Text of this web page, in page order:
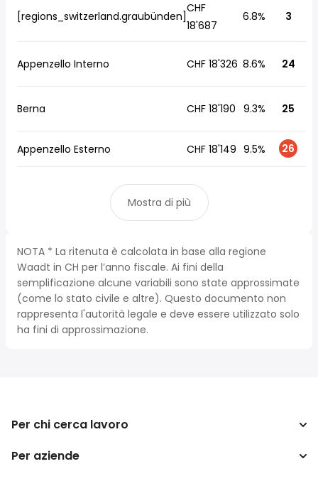
[regions_switzerland.graubünden]
CHF
18'687
6.8% 3
Appenzello Interno CHF 18'326 8.6% 24
Berna CHF 18'190 9.3% 25
Appenzello Esterno CHF 18'149 9.5% 26
Mostra di più
NOTA * La ritenuta è calcolata in base alla regione
Waadt in CH per l’anno fiscale. Ai fini della
semplificazione alcune variabili sono state approssimate
(come lo stato civile e altre). Questo documento non
rappresenta l'autorità legale e deve essere utilizzato solo
ha fini di approssimazione.
Per chi cerca lavoro
Cerca lavoro
Per aziende